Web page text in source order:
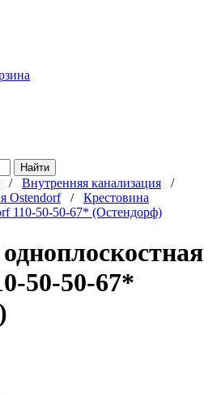
/ Внутренняя канализация /
Ostendorf/ Крестовина
110-50-50-67* (Остендорф)
50-50-67*